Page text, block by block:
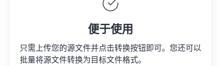
便于使用
只需上传您的源文件并点击转换按钮即可。您还可以
批量将源文件转换为目标文件格式。